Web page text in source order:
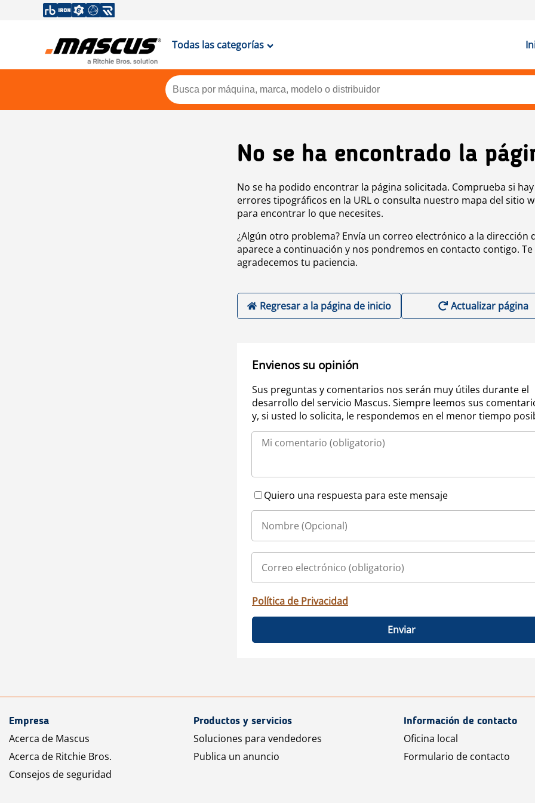
Todas las categorías
No se ha encontrado la
No se ha podido encontrar la página solicitada. Comprueba si hay
errores tipográficos en la URL o consulta nuestro mapa del sitio
para encontrar lo que necesites.
¿Algún otro problema? Envía un correo electrónico a la dirección
aparece a continuación y nos pondremos en contacto contigo. Te
agradecemos tu paciencia.
Regresar a la página de inicio Actualizar página
Envienos su opinión
Sus preguntas y comentarios nos serán muy útiles durante el
desarrollo del servicio Mascus. Siempre leemos sus
y, si usted lo solicita, le respondemos en el menor tiempo
Quiero una respuesta para este mensaje
Política de Privacidad
Enviar
Empresa
Acerca de Mascus
Acerca de Ritchie Bros.
Consejos de seguridad
Productos y servicios
Soluciones para vendedores
Publica un anuncio
Información de contacto
Oficina local
Formulario de contacto